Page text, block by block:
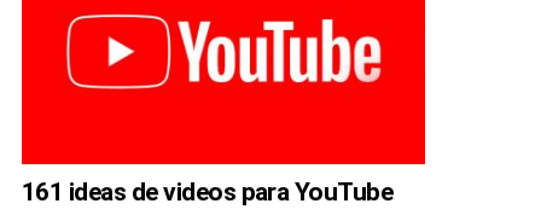
161 ideas de videos para YouTube